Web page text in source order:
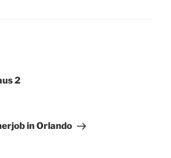
2
in Orlando